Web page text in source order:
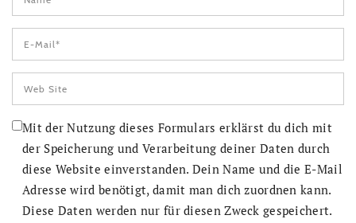
Mit der Nutzung dieses Formulars erklärst du dich mit
der Speicherung und Verarbeitung deiner Daten durch
diese Website einverstanden. Dein Name und die E-Mail
Adresse wird benötigt, damit man dich zuordnen kann.
Diese Daten werden nur für diesen Zweck gespeichert.